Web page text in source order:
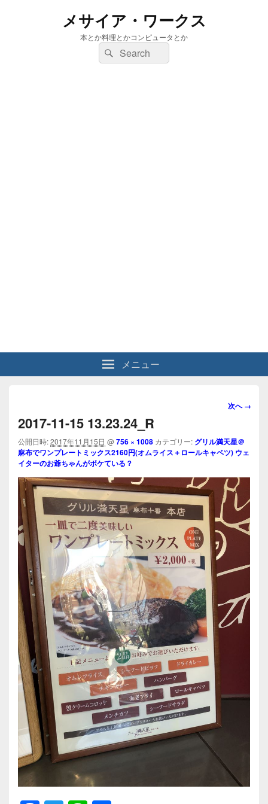
メサイア・ワークス
本とか料理とかコンピュータとか
検
索:
検
索
メニュー
画
ビ
ゲ
シ
ョ
ン
次へ →
2017-11-15 13.23.24_R
公開日時:2017年11月15日 @756 × 1008 カテゴリー: グリル満天星＠
麻布でワンプレートミックス2160円(オムライス＋ロールキャベツ) ウェ
イターのお爺ちゃんがボケている？